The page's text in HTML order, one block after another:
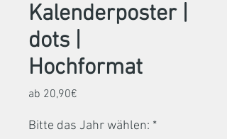
Kalenderposter |
dots |
Hochformat
ab 20,90€
Bitte das Jahr wählen: *